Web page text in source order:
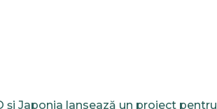
și Japonia lansează un proiect pentru